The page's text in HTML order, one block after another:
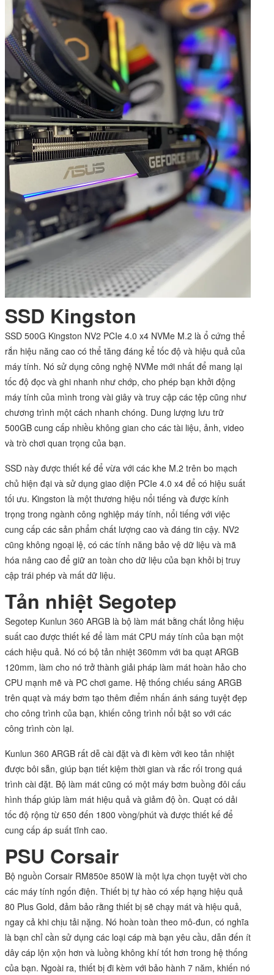
SSD Kingston
SSD 500G Kingston NV2 PCIe 4.0 x4 NVMe M.2 là ổ cứng thể
rắn hiệu năng cao có thể tăng đáng kể tốc độ và hiệu quả của
máy tính. Nó sử dụng công nghệ NVMe mới nhất để mang lại
tốc độ đọc và ghi nhanh như chớp, cho phép bạn khởi động
máy tính của mình trong vài giây và truy cập các tệp cũng như
chương trình một cách nhanh chóng. Dung lượng lưu trữ
500GB cung cấp nhiều không gian cho các tài liệu, ảnh, video
và trò chơi quan trọng của bạn.
SSD này được thiết kế để vừa với các khe M.2 trên bo mạch
chủ hiện đại và sử dụng giao diện PCIe 4.0 x4 để có hiệu suất
tối ưu. Kingston là một thương hiệu nổi tiếng và được kính
trọng trong ngành công nghiệp máy tính, nổi tiếng với việc
cung cấp các sản phẩm chất lượng cao và đáng tin cậy. NV2
cũng không ngoại lệ, có các tính năng bảo vệ dữ liệu và mã
hóa nâng cao để giữ an toàn cho dữ liệu của bạn khỏi bị truy
cập trái phép và mất dữ liệu.
Tản nhiệt Segotep
Segotep Kunlun 360 ARGB là bộ làm mát bằng chất lỏng hiệu
suất cao được thiết kế để làm mát CPU máy tính của bạn một
cách hiệu quả. Nó có bộ tản nhiệt 360mm với ba quạt ARGB
120mm, làm cho nó trở thành giải pháp làm mát hoàn hảo cho
CPU mạnh mẽ và PC chơi game. Hệ thống chiếu sáng ARGB
trên quạt và máy bơm tạo thêm điểm nhấn ánh sáng tuyệt đẹp
cho công trình của bạn, khiến công trình nổi bật so với các
công trình còn lại.
Kunlun 360 ARGB rất dễ cài đặt và đi kèm với keo tản nhiệt
được bôi sẵn, giúp bạn tiết kiệm thời gian và rắc rối trong quá
trình cài đặt. Bộ làm mát cũng có một máy bơm buồng đôi cấu
hình thấp giúp làm mát hiệu quả và giảm độ ồn. Quạt có dải
tốc độ rộng từ 650 đến 1800 vòng/phút và được thiết kế để
cung cấp áp suất tĩnh cao.
PSU Corsair
Bộ nguồn Corsair RM850e 850W là một lựa chọn tuyệt vời cho
các máy tính ngốn điện. Thiết bị tự hào có xếp hạng hiệu quả
80 Plus Gold, đảm bảo rằng thiết bị sẽ chạy mát và hiệu quả,
ngay cả khi chịu tải nặng. Nó hoàn toàn theo mô-đun, có nghĩa
là bạn chỉ cần sử dụng các loại cáp mà bạn yêu cầu, dẫn đến ít
dây cáp lộn xộn hơn và luồng không khí tốt hơn trong hệ thống
của bạn. Ngoài ra, thiết bị đi kèm với bảo hành 7 năm, khiến nó